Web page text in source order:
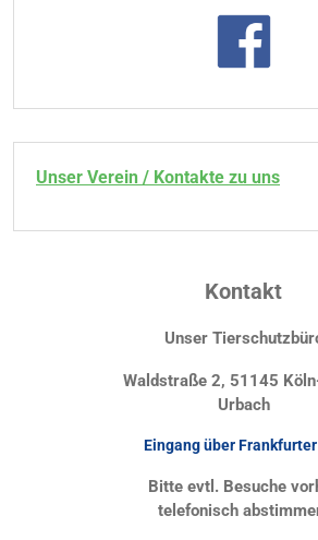
Unser Verein / Kontakte zu uns
Kontakt
Unser
Waldstraße 2, 51145
Urbach
Eingang über Frankfurter
Bitte evtl. Besuche
telefonisch